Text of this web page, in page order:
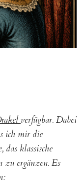
verfügbar. Dabei
ich mir die
das klassische
ergänzen. Es